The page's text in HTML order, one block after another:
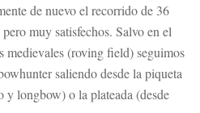
de nuevo el recorrido de 36
muy satisfechos. Salvo en el
medievales (roving field) seguimos
saliendo desde la piqueta
y longbow) o la plateada (desde